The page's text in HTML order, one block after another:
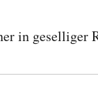
in geselliger